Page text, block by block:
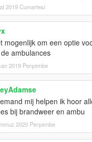
2019 Cumartesi
mogenlijk om een optie
ambulances
2019 Perşembe
mij helpen ik hoor
bij brandweer en ambu
2020 Perşembe